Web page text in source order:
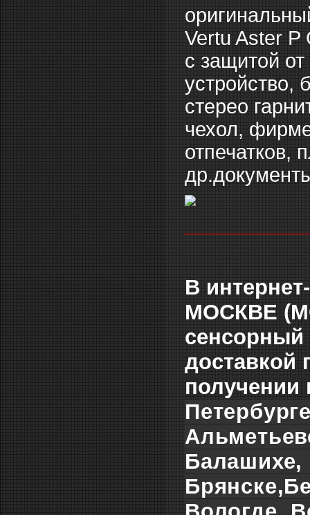
Vertu Aster P
c защитой
устройство,
стерео
чехол,
отпечатков,
В
МОСКВЕ
доставкой
получении
Балашихе,